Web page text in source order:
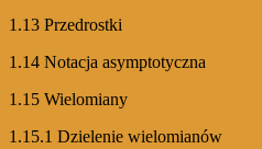
1.13 Przedrostki
1.14 Notacja asymptotyczna
1.15 Wielomiany
1.15.1 Dzielenie wielomianów